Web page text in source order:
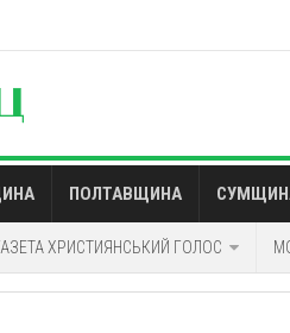
ПОЛТАВЩИНА
ХРИСТИЯНСЬКИЙ ГОЛОС